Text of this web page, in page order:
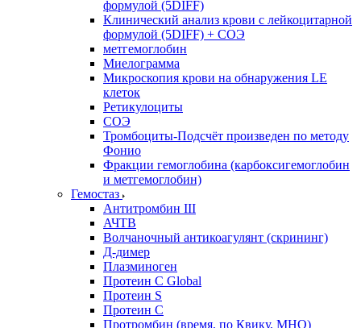
формулой (5DIFF)
Клинический анализ крови с лейкоцитарной
формулой (5DIFF) + СОЭ
метгемоглобин
Миелограмма
Микроскопия крови на обнаружения LE
клеток
Ретикулоциты
СОЭ
Тромбоциты-Подсчёт произведен по методу
Фонио
Фракции гемоглобина (карбоксигемоглобин
и метгемоглобин)
Гемостаз
Антитромбин III
АЧТВ
Волчаночный антикоагулянт (скрининг)
Д-димер
Плазминоген
Протеин C Global
Протеин S
Протеин С
Протромбин (время, по Квику, МНО)